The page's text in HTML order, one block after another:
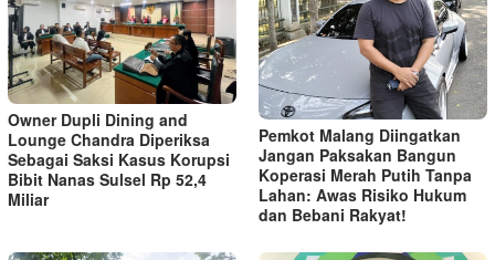
Owner Dupli Dining and
Lounge Chandra Diperiksa
Sebagai Saksi Kasus Korupsi
Bibit Nanas Sulsel Rp 52,4
Miliar
Pemkot Malang Diingatkan
Jangan Paksakan Bangun
Koperasi Merah Putih Tanpa
Lahan: Awas Risiko Hukum
dan Bebani Rakyat!